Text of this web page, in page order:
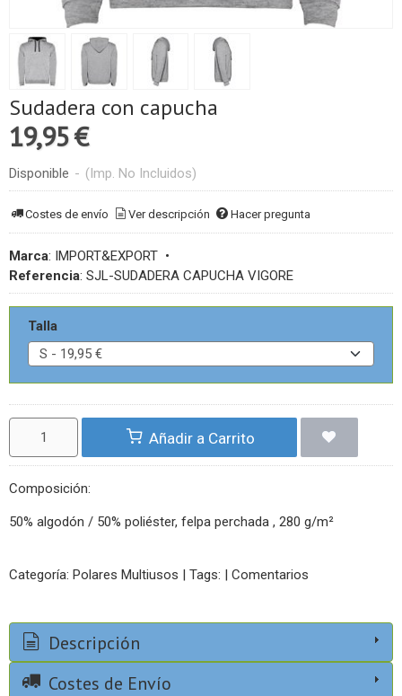
Sudadera con capucha
19,95 €
Disponible - (Imp. No Incluidos)
Costes de envío Ver descripción Hacer pregunta
Marca: IMPORT&EXPORT •
Referencia: SJL-SUDADERA CAPUCHA VIGORE
Talla
Añadir a Carrito
Composición:
50% algodón / 50% poliéster, felpa perchada , 280 g/m²
Categoría: Polares Multiusos | Tags: | Comentarios
Descripción
Costes de Envío